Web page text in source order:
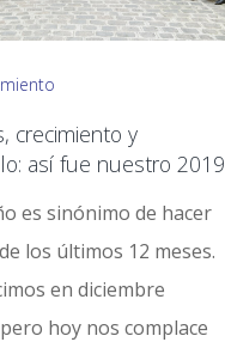
crecimiento y
así fue nuestro 2019
es sinónimo de hacer
los últimos 12 meses.
en diciembre
hoy nos complace